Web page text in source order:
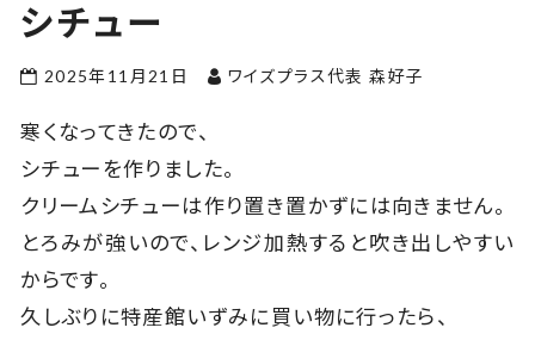
シチュー
2025年11月21日 ワイズプラス代表 森好子
寒くなってきたので、
シチューを作りました。
クリームシチューは作り置き置かずには向きません。
とろみが強いので、レンジ加熱すると吹き出しやすい
からです。
久しぶりに特産館いずみに買い物に行ったら、